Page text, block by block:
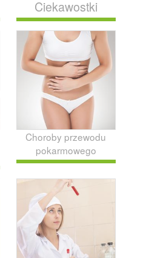
Ciekawostki
Choroby przewodu
pokarmowego